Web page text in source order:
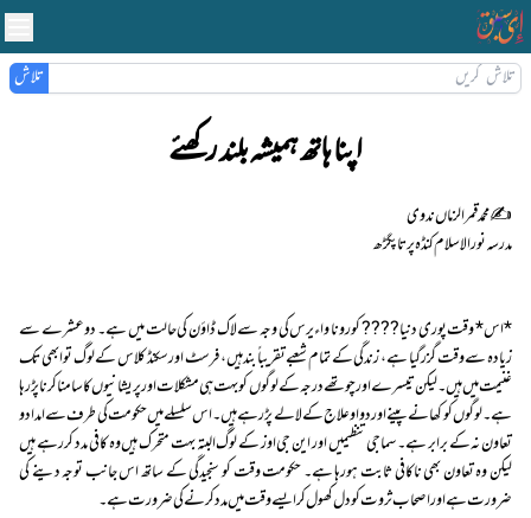
تلاش
اپنا ہاتھ ہمیشہ بلند رکھئے
مدرسہ نور الاسلام کنڈہ پرتاپگڑھ
*اس* وقت پوری دنیا???? کورونا واءیرس کی وجہ سے لاک ڈاؤن کی حالت میں ہے۔ دو عشرے سے
زیادہ سے وقت گزر گیا ہے، زندگی کے تمام شعبے تقریباً بند ہیں، فرسٹ اور سکنڈ کلاس کے لوگ تو ابھی تک
غنیمت میں ہیں ۔ لیکن تیسرے اور چوتھے درجہ کے لوگوں کو بہت ہی مشکلات اور پریشانیوں کا سامنا کرنا پڑ رہا
ہے ۔ لوگوں کو کھانے پینے اور دوا و علاج کے لالے پڑ رہے ہیں۔ اس سلسلے میں حکومت کی طرف سے امداد و
تعاون نہ کے برابر ہے۔ سماجی تنظیمیں اور این جی اوز کے لوگ البتہ بہت متحرک ہیں وہ کافی مدد کر رہے ہیں
لیکن وہ تعاون بھی ناکافی ثابت ہورہا ہے۔ حکومت وقت کو سنجیدگی کے ساتھ اس جانب توجہ دینے کی
ضرورت ہے اور اصحاب ثروت کو دل کھول کر ایسے وقت میں مدد کرنے کی ضرورت ہے۔